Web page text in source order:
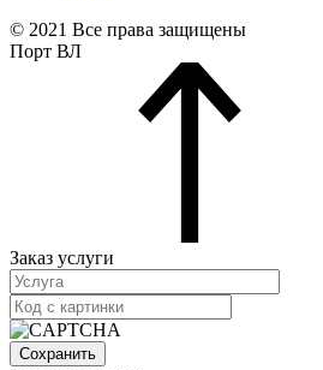
© 2021 Все права защищены
Порт ВЛ
Заказ услуги
Сохранить